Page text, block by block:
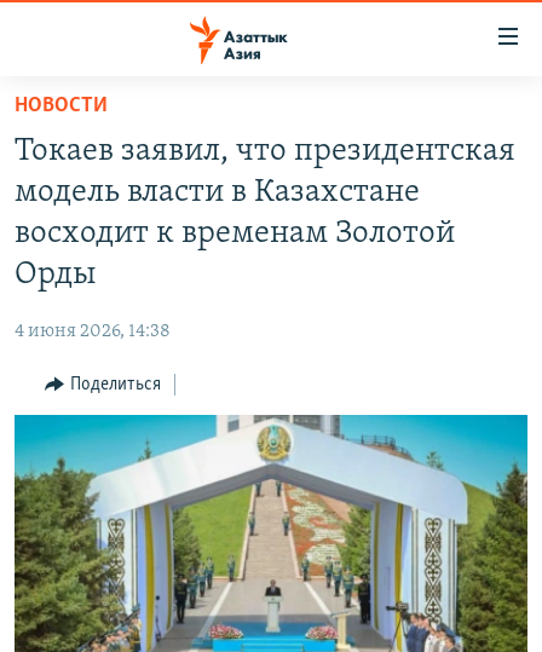
Вернуться
основному
содержанию
главной
Вернутся
поиску
НА ДРУГИХ ЯЗЫКАХ
ЎЗБЕКЧА
ТОҶИКӢ
TÜRKMENÇE
ПОДПИШИТЕСЬ НА НАС В СОЦСЕТЯХ
Все сайты РСЕ/РС
НОВОСТИ
Токаев заявил, что президентская
модель власти в Казахстане
восходит к временам Золотой
Орды
4 июня 2026, 14:38
Поделиться